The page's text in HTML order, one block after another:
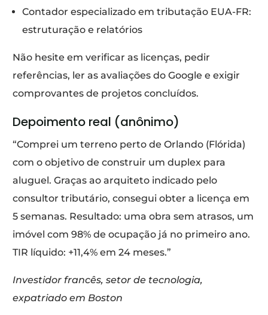
Contador especializado em tributação EUA-FR:
estruturação e relatórios
Não hesite em verificar as licenças, pedir
referências, ler as avaliações do Google e exigir
comprovantes de projetos concluídos.
Depoimento real (anônimo)
“Comprei um terreno perto de Orlando (Flórida)
com o objetivo de construir um duplex para
aluguel. Graças ao arquiteto indicado pelo
consultor tributário, consegui obter a licença em
5 semanas. Resultado: uma obra sem atrasos, um
imóvel com 98% de ocupação já no primeiro ano.
TIR líquido: +11,4% em 24 meses.”
Investidor francês, setor de tecnologia,
expatriado em Boston